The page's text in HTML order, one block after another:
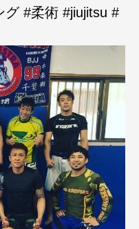
#柔術 #jiujitsu #